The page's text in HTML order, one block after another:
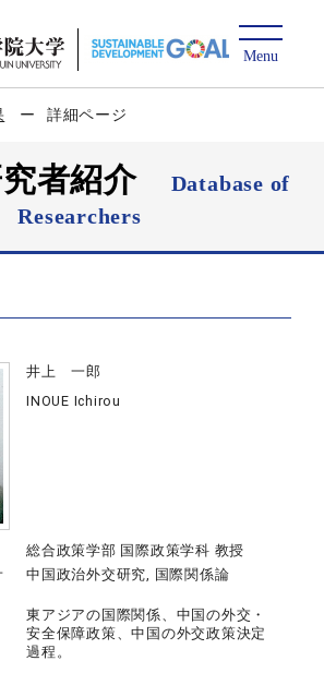
詳細ページ
究者紹介
Database of
Researchers
井上 一郎
INOUE Ichirou
総合政策学部 国際政策学科 教授
中国政治外交研究, 国際関係論
東アジアの国際関係、中国の外交・
安全保障政策、中国の外交政策決定
過程。